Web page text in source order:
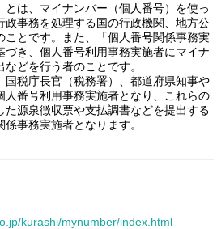
とは、マイナンバー（個人番号）を使っ
政事務を処理する国の行政機関、地方公
ことです。また、「個人番号関係事務実
き、個人番号利用事務実施者にマイナ
どを行う者のことです。
国税庁長官（税務署）、都道府県知事や
人番号利用事務実施者となり、これらの
源泉徴収票や支払調書などを提出する
事務実施者となります。
kurashi/mynumber/index.html